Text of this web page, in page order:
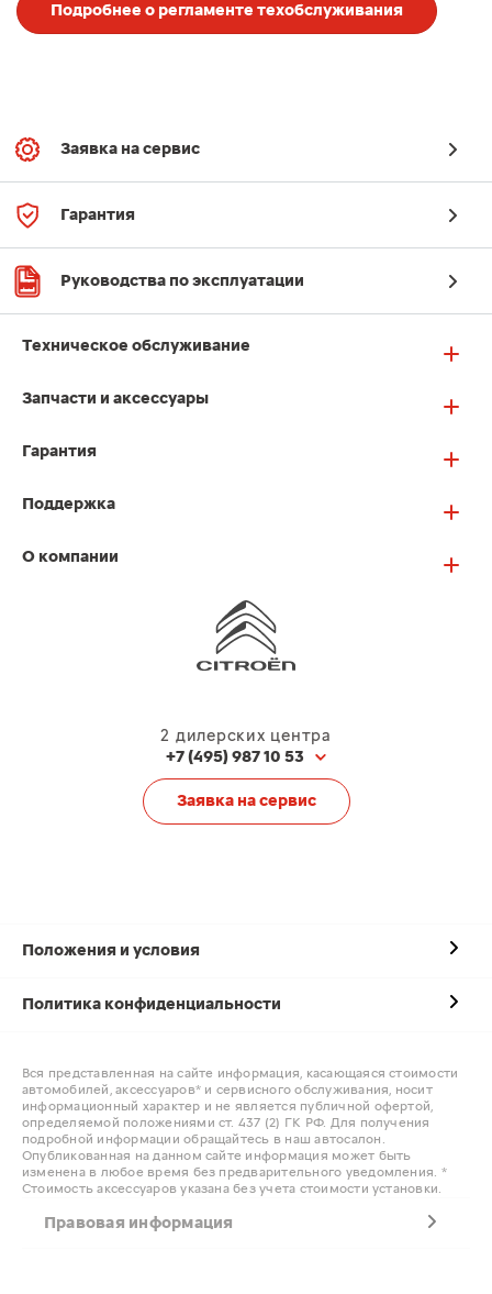
Подробнее о регламенте техобслуживания
Заявка на сервис
Гарантия
Руководства по эксплуатации
Техническое обслуживание
Запчасти и аксессуары
Гарантия
Поддержка
О компании
2 дилерских центра
+7 (495) 987 10 53
Заявка на сервис
Положения и условия
Политика конфиденциальности
Вся представленная на сайте информация, касающаяся стоимости
автомобилей, аксессуаров* и сервисного обслуживания, носит
информационный характер и не является публичной офертой,
определяемой положениями ст. 437 (2) ГК РФ. Для получения
подробной информации обращайтесь в наш автосалон.
Опубликованная на данном сайте информация может быть
изменена в любое время без предварительного уведомления. *
Стоимость аксессуаров указана без учета стоимости установки.
Правовая информация